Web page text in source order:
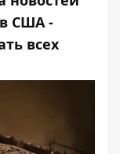
США -
всех